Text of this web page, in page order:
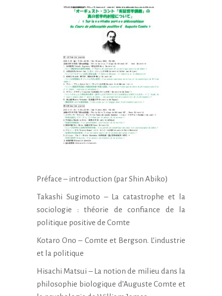
Préface – introduction (par Shin Abiko)
Takashi Sugimoto – La catastrophe et la
sociologie : théorie de confiance de la
politique positive de Comte
Kotaro Ono – Comte et Bergson. L’industrie
et la politique
Hisachi Matsui – La notion de milieu dans la
philosophie biologique d’Auguste Comte et